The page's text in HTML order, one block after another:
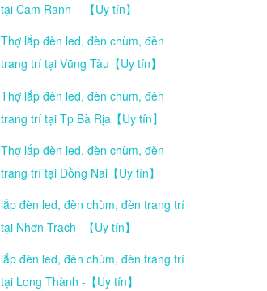
tại Cam Ranh – 【Uy tín】
Thợ lắp đèn led, đèn chùm, đèn
trang trí tại Vũng Tàu【Uy tín】
Thợ lắp đèn led, đèn chùm, đèn
trang trí tại Tp Bà Rịa【Uy tín】
Thợ lắp đèn led, đèn chùm, đèn
trang trí tại Đồng Nai【Uy tín】
lắp đèn led, đèn chùm, đèn trang trí
tại Nhơn Trạch -【Uy tín】
lắp đèn led, đèn chùm, đèn trang trí
tại Long Thành -【Uy tín】